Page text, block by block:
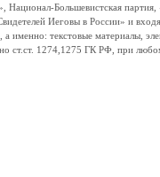
Большевистская
Иеговы в России» и
именно: текстовые материалы,
ст.ст. 1274,1275 ГК РФ, при